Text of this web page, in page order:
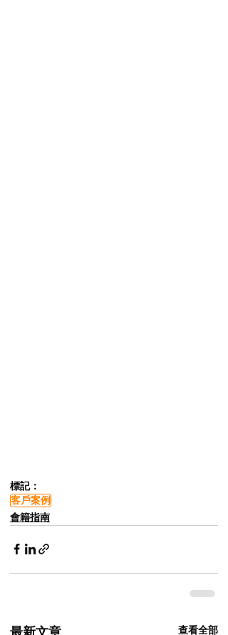
標記：
客戶案例
會籍指南
最新文章 查看全部